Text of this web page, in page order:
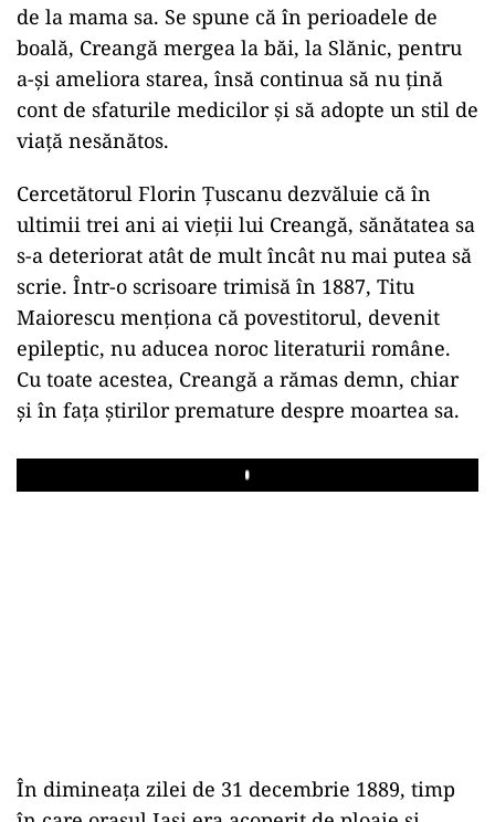
de la mama sa. Se spune că în perioadele de
boală, Creangă mergea la băi, la Slănic, pentru
a-și ameliora starea, însă continua să nu țină
cont de sfaturile medicilor și să adopte un stil de
viață nesănătos.
Cercetătorul Florin Țuscanu dezvăluie că în
ultimii trei ani ai vieții lui Creangă, sănătatea sa
s-a deteriorat atât de mult încât nu mai putea să
scrie. Într-o scrisoare trimisă în 1887, Titu
Maiorescu menționa că povestitorul, devenit
epileptic, nu aducea noroc literaturii române.
Cu toate acestea, Creangă a rămas demn, chiar
și în fața știrilor premature despre moartea sa.
Play
În dimineața zilei de 31 decembrie 1889, timp